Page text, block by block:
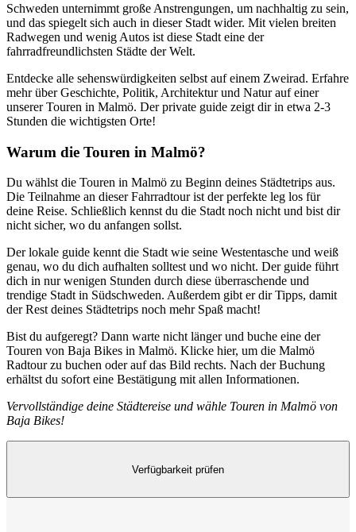
Schweden unternimmt große Anstrengungen, um nachhaltig zu sein,
und das spiegelt sich auch in dieser Stadt wider. Mit vielen breiten
Radwegen und wenig Autos ist diese Stadt eine der
fahrradfreundlichsten Städte der Welt.
Entdecke alle sehenswürdigkeiten selbst auf einem Zweirad. Erfahre
mehr über Geschichte, Politik, Architektur und Natur auf einer
unserer Touren in Malmö. Der private guide zeigt dir in etwa 2-3
Stunden die wichtigsten Orte!
Warum die Touren in Malmö?
Du wählst die Touren in Malmö zu Beginn deines Städtetrips aus.
Die Teilnahme an dieser Fahrradtour ist der perfekte leg los für
deine Reise. Schließlich kennst du die Stadt noch nicht und bist dir
nicht sicher, wo du anfangen sollst.
Der lokale guide kennt die Stadt wie seine Westentasche und weiß
genau, wo du dich aufhalten solltest und wo nicht. Der guide führt
dich in nur wenigen Stunden durch diese überraschende und
trendige Stadt in Südschweden. Außerdem gibt er dir Tipps, damit
der Rest deines Städtetrips noch mehr Spaß macht!
Bist du aufgeregt? Dann warte nicht länger und buche eine der
Touren von Baja Bikes in Malmö. Klicke hier, um die Malmö
Radtour zu buchen oder auf das Bild rechts. Nach der Buchung
erhältst du sofort eine Bestätigung mit allen Informationen.
Vervollständige deine Städtereise und wähle Touren in Malmö von
Baja Bikes!
Verfügbarkeit prüfen